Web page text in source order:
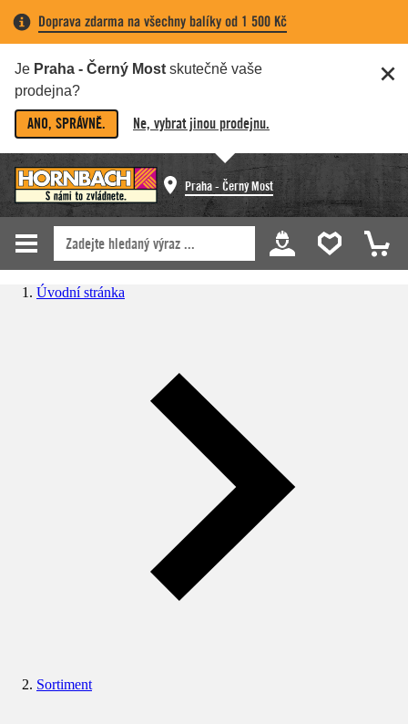
Doprava zdarma na všechny balíky od 1 500 Kč
Je Praha - Černý Most skutečně vaše
prodejna?
ANO, SPRÁVNĚ. Ne, vybrat jinou prodejnu.
Praha - Černý Most
Úvodní stránka
Sortiment